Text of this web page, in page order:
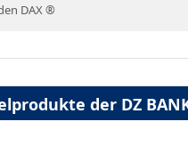
DAX ®
der DZ